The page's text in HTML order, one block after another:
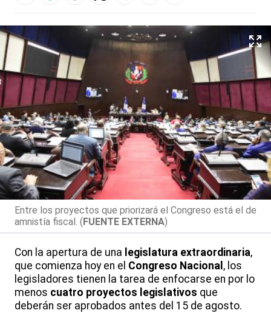
Entre los proyectos que priorizará el Congreso está el de
amnistía fiscal. (FUENTE EXTERNA)
Con la apertura de una legislatura extraordinaria,
que comienza hoy en el Congreso Nacional , los
legisladores tienen la tarea de enfocarse en por lo
menos cuatro proyectos legislativos que
deberán ser aprobados antes del 15 de agosto.